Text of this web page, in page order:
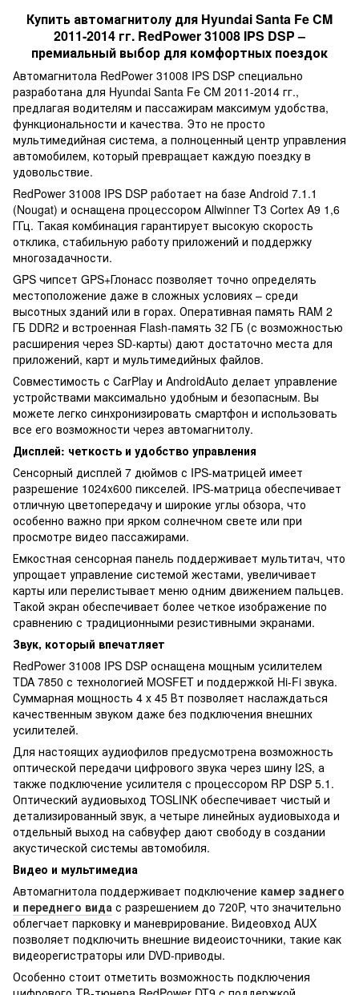
Купить автомагнитолу для Hyundai Santa Fe CM
2011-2014 гг. RedPower 31008 IPS DSP –
премиальный выбор для комфортных поездок
Автомагнитола RedPower 31008 IPS DSP специально
разработана для Hyundai Santa Fe CM 2011-2014 гг.,
предлагая водителям и пассажирам максимум удобства,
функциональности и качества. Это не просто
мультимедийная система, а полноценный центр управления
автомобилем, который превращает каждую поездку в
удовольствие.
RedPower 31008 IPS DSP работает на базе Android 7.1.1
(Nougat) и оснащена процессором Allwinner T3 Cortex A9 1,6
ГГц. Такая комбинация гарантирует высокую скорость
отклика, стабильную работу приложений и поддержку
многозадачности.
GPS чипсет GPS+Глонасс позволяет точно определять
местоположение даже в сложных условиях – среди
высотных зданий или в горах. Оперативная память RAM 2
ГБ DDR2 и встроенная Flash-память 32 ГБ (с возможностью
расширения через SD-карты) дают достаточно места для
приложений, карт и мультимедийных файлов.
Совместимость с CarPlay и AndroidAuto делает управление
устройствами максимально удобным и безопасным. Вы
можете легко синхронизировать смартфон и использовать
все его возможности через автомагнитолу.
Дисплей: четкость и удобство управления
Сенсорный дисплей 7 дюймов с IPS-матрицей имеет
разрешение 1024x600 пикселей. IPS-матрица обеспечивает
отличную цветопередачу и широкие углы обзора, что
особенно важно при ярком солнечном свете или при
просмотре видео пассажирами.
Емкостная сенсорная панель поддерживает мультитач, что
упрощает управление системой жестами, увеличивает
карты или перелистывает меню одним движением пальцев.
Такой экран обеспечивает более четкое изображение по
сравнению с традиционными резистивными экранами.
Звук, который впечатляет
RedPower 31008 IPS DSP оснащена мощным усилителем
TDA 7850 с технологией MOSFET и поддержкой Hi-Fi звука.
Суммарная мощность 4 х 45 Вт позволяет наслаждаться
качественным звуком даже без подключения внешних
усилителей.
Для настоящих аудиофилов предусмотрена возможность
оптической передачи цифрового звука через шину I2S, а
также подключение усилителя с процессором RP DSP 5.1.
Оптический аудиовыход TOSLINK обеспечивает чистый и
детализированный звук, а четыре линейных аудиовыхода и
отдельный выход на сабвуфер дают свободу в создании
акустической системы автомобиля.
Видео и мультимедиа
Автомагнитола поддерживает подключение камер заднего
и переднего вида с разрешением до 720P, что значительно
облегчает парковку и маневрирование. Видеовход AUX
позволяет подключить внешние видеоисточники, такие как
видеорегистраторы или DVD-приводы.
Особенно стоит отметить возможность подключения